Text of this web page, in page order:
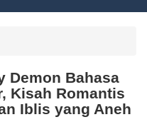
Demon Bahasa
Kisah Romantis
Iblis yang Aneh